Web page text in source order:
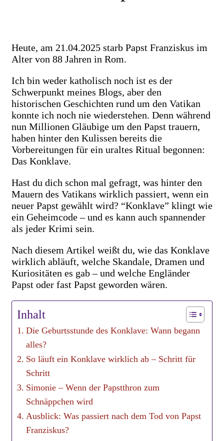
Heute, am 21.04.2025 starb Papst Franziskus im
Alter von 88 Jahren in Rom.
Ich bin weder katholisch noch ist es der
Schwerpunkt meines Blogs, aber den
historischen Geschichten rund um den Vatikan
konnte ich noch nie wiederstehen. Denn während
nun Millionen Gläubige um den Papst trauern,
haben hinter den Kulissen bereits die
Vorbereitungen für ein uraltes Ritual begonnen:
Das Konklave.
Hast du dich schon mal gefragt, was hinter den
Mauern des Vatikans wirklich passiert, wenn ein
neuer Papst gewählt wird? “Konklave” klingt wie
ein Geheimcode – und es kann auch spannender
als jeder Krimi sein.
Nach diesem Artikel weißt du, wie das Konklave
wirklich abläuft, welche Skandale, Dramen und
Kuriositäten es gab – und welche Engländer
Papst oder fast Papst geworden wären.
Inhalt
Die Geburtsstunde des Konklave: Wann begann
alles?
So läuft ein Konklave wirklich ab – Schritt für
Schritt
Simonie – Wenn der Papstthron zum
Schnäppchen wird
Ausblick: Was passiert nach dem Tod von Papst
Franziskus?